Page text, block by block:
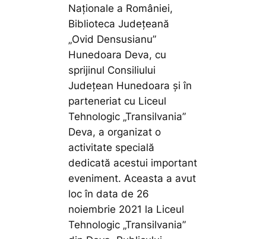
Naționale a României,
Biblioteca Judeţeană
„Ovid Densusianu”
Hunedoara Deva, cu
sprijinul Consiliului
Județean Hunedoara și în
parteneriat cu Liceul
Tehnologic „Transilvania”
Deva, a organizat o
activitate specială
dedicată acestui important
eveniment. Aceasta a avut
loc în data de 26
noiembrie 2021 la Liceul
Tehnologic „Transilvania”